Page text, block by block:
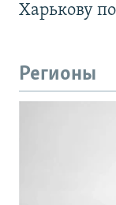
Харькову
Регионы